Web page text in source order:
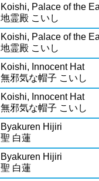
Koishi, Palace of the
地霊殿 こいし
Koishi, Palace of the
地霊殿 こいし
Koishi, Innocent Hat
無邪気な帽子 こいし
Koishi, Innocent Hat
無邪気な帽子 こいし
Byakuren Hijiri
聖 白蓮
Byakuren Hijiri
聖 白蓮